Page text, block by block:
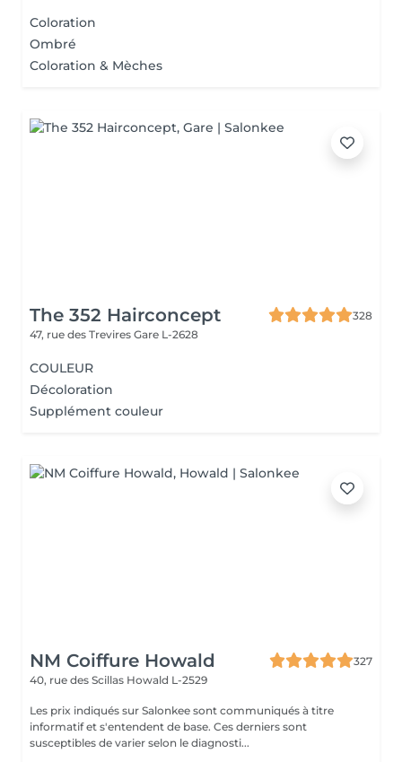
Coloration
Ombré
Coloration & Mèches
The 352 Hairconcept
328
47, rue des Trevires Gare L-2628
COULEUR
Décoloration
Supplément couleur
NM Coiffure Howald
327
40, rue des Scillas Howald L-2529
Les prix indiqués sur Salonkee sont communiqués à titre
informatif et s'entendent de base. Ces derniers sont
susceptibles de varier selon le diagnosti...